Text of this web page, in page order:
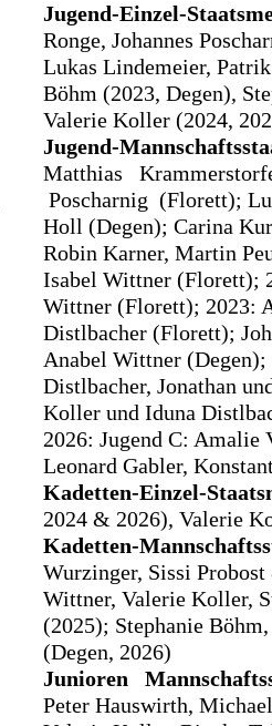
Jugend-Einzel-
Ronge, Johannes
Lukas Lindemeier,
Böhm (2023, Degen),
Valerie Koller (2024,
Jugend-
Matthias
Poscharnig (Florett);
Holl (Degen); Carina
Robin Karner, Martin
Isabel Wittner (Florett);
Wittner (Florett); 2023:
Distlbacher (Florett);
Anabel Wittner
Distlbacher, Jonathan
Koller und Iduna
2026: Jugend C: Amalie
Leonard Gabler,
Kadetten-Einzel-
2024 & 2026), Valerie
Kadetten-
Wurzinger, Sissi
Wittner, Valerie Koller,
(2025); Stephanie
(Degen, 2026)
Junioren
Peter Hauswirth,